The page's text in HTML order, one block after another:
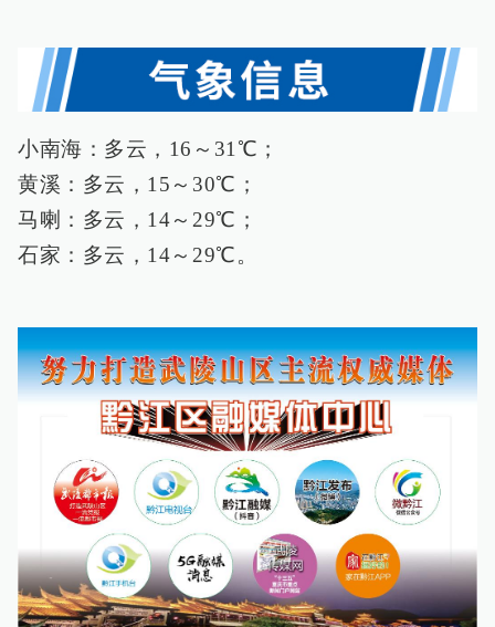
小南海：多云，16～31℃；
黄溪：多云，15～30℃；
马喇：多云，14～29℃；
石家：多云，14～29℃。